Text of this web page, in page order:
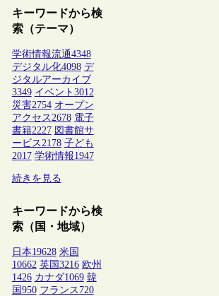
キーワードから検
索（テーマ）
学術情報流通4348
デジタル化4098 デ
ジタルアーカイブ
3349 イベント 3012
災害2754 オープン
アクセス2678 電子
書籍2227 図書館サ
ービス2178 子ども
2017 学術情報1947
続きを見る
キーワードから検
索（国・地域）
日本19628 米国
10662 英国 3216 欧州
1426 カナダ1069 韓
国 950 フランス 720